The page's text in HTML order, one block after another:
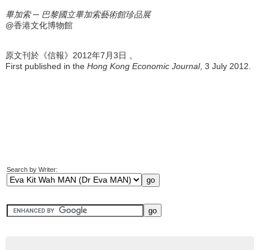
畢加索 ─ 巴黎國立畢加索藝術館珍品展
@香港文化博物館
原文刊於《信報》2012年7月3日 。
First published in the Hong Kong Economic Journal, 3 July 2012.
Search by Writer: